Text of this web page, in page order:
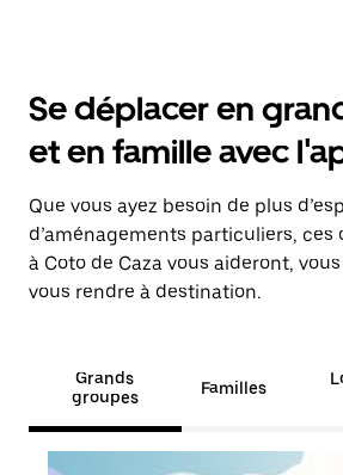
Se déplacer en
et en famille avec
Que vous ayez besoin de plus
d’aménagements particuliers, ces
à Coto de Caza vous aideront,
vous rendre à destination.
Grands
groupes
Familles